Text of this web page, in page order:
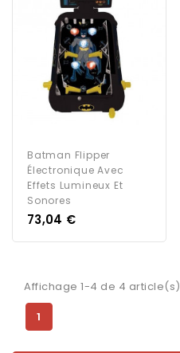
Batman Flipper
Électronique Avec
Effets Lumineux Et
Sonores
Prix
73,04 €
Affichage 1-4 de 4 article(s)
1